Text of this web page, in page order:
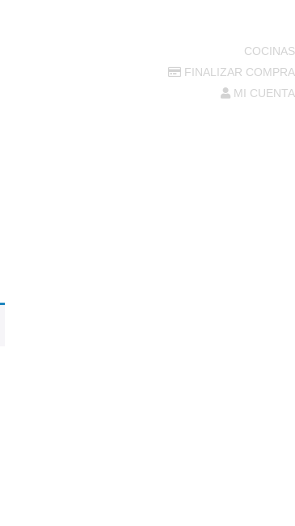
COCINAS
FINALIZAR COMPRA
MI CUENTA